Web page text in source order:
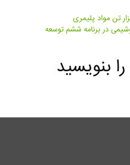
بنویسید